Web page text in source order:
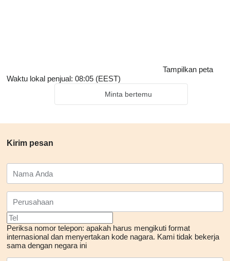
Tampilkan peta
Waktu lokal penjual: 08:05 (EEST)
Minta bertemu
Kirim pesan
Periksa nomor telepon: apakah harus mengikuti format
internasional dan menyertakan kode nagara. Kami tidak bekerja
sama dengan negara ini